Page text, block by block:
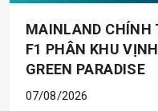
MAINLAND CHÍNH
F1 PHÂN KHU
GREEN PARADISE
07/08/2026